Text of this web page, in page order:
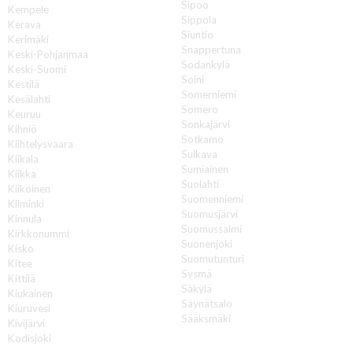
Kempele
Kerava
Kerimäki
Keski-Pohjanmaa
Keski-Suomi
Kestilä
Kesälahti
Keuruu
Kihniö
Kiihtelysvaara
Kiikala
Kiikka
Kiikoinen
Kiiminki
Kinnula
Kirkkonummi
Kisko
Kitee
Kittilä
Kiukainen
Kiuruvesi
Kivijärvi
Kodisjoki
Sipoo
Sippola
Siuntio
Snappertuna
Sodankylä
Soini
Somerniemi
Somero
Sonkajärvi
Sotkamo
Sulkava
Sumiainen
Suolahti
Suomenniemi
Suomusjärvi
Suomussalmi
Suonenjoki
Suomutunturi
Sysmä
Säkylä
Säynätsalo
Sääksmäki